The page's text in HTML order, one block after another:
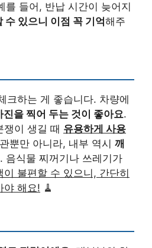
를 들어, 반납 시간이 늦어지
수 있으니 이점 꼭 기억해주
크하는 게 좋습니다. 차량에
진을 찍어 두는 것이 좋아요.
쟁이 생길 때 유용하게 사용
뿐만 아니라, 내부 역시 깨
. 음식물 찌꺼기나 쓰레기가
이 불편할 수 있으니, 간단히
야 해요! 🧹